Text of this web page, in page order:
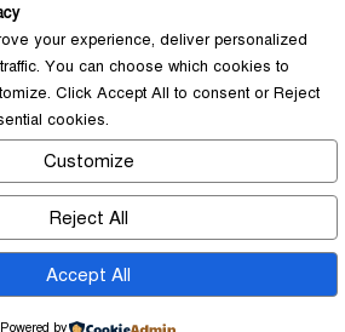
নারায়ণগঞ্জে জাতীয় যুব শক্তির নতুন কমিটি,
নেতৃত্বে বাঁধন-ইমন
your experience, deliver personalized
You can choose which cookies to
. Click Accept All to consent orReject
cookies.
Customize
Reject All
Accept All
Powered by